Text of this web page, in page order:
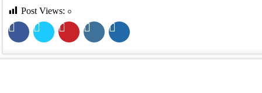
Post Views: ০